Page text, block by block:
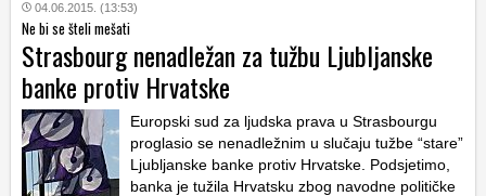
04.06.2015. (13:53)
Ne bi se šteli mešati
Strasbourg nenadležan za tužbu Ljubljanske
banke protiv Hrvatske
Europski sud za ljudska prava u Strasbourgu
proglasio se nenadležnim u slučaju tužbe “stare”
Ljubljanske banke protiv Hrvatske. Podsjetimo,
banka je tužila Hrvatsku zbog navodne političke